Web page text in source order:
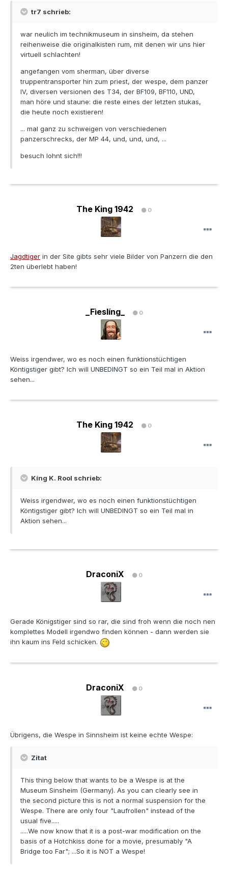
tr7 schrieb:
war neulich im technikmuseum in sinsheim, da stehen
reihenweise die originalkisten rum, mit denen wir uns hier
virtuell schlachten!
angefangen vom sherman, über diverse
truppentransporter hin zum priest, der wespe, dem panzer
IV, diversen versionen des T34, der BF109, BF110, UND,
man höre und staune: die reste eines der letzten stukas,
die heute noch existieren!
... mal ganz zu schweigen von verschiedenen
panzerschrecks, der MP 44, und, und, und, ...
besuch lohnt sich!!!
The King 1942 0
Jagdtiger in der Site gibts sehr viele Bilder von Panzern die den
2ten überlebt haben!
_Fìeslíng_ 0
Weiss irgendwer, wo es noch einen funktionstüchtigen
Köntigstiger gibt? Ich will UNBEDINGT so ein Teil mal in Aktion
sehen...
The King 1942 0
Kíng K. Rool schrieb:
Weiss irgendwer, wo es noch einen funktionstüchtigen
Köntigstiger gibt? Ich will UNBEDINGT so ein Teil mal in
Aktion sehen...
DraconiX 0
Gerade Königstiger sind so rar, die sind froh wenn die noch nen
komplettes Modell irgendwo finden können - dann werden sie
ihn kaum ins Feld schicken.
DraconiX 0
Übrigens, die Wespe in Sinnsheim ist keine echte Wespe:
Zitat
This thing below that wants to be a Wespe is at the
Museum Sinsheim (Germany). As you can clearly see in
the second picture this is not a normal suspension for the
Wespe. There are only four "Laufrollen" instead of the
usual five.....
.....We now know that it is a post-war modification on the
basis of a Hotchkiss done for a movie, presumably "A
Bridge too Far"; ...So it is NOT a Wespe!